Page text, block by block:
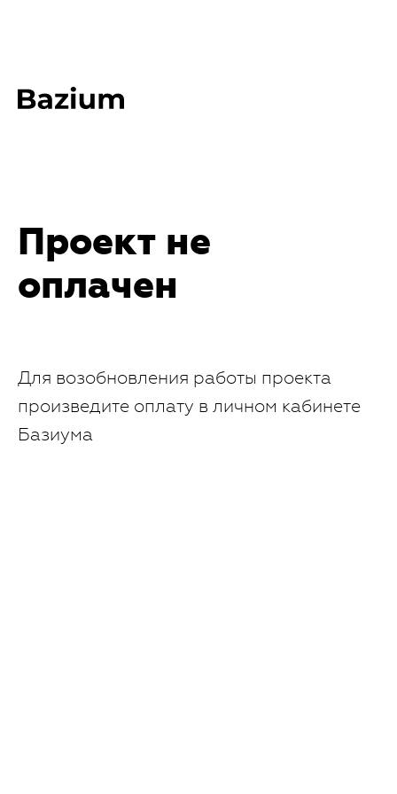
Проект не
оплачен
Для возобновления работы проекта
произведите оплату в личном кабинете
Базиума